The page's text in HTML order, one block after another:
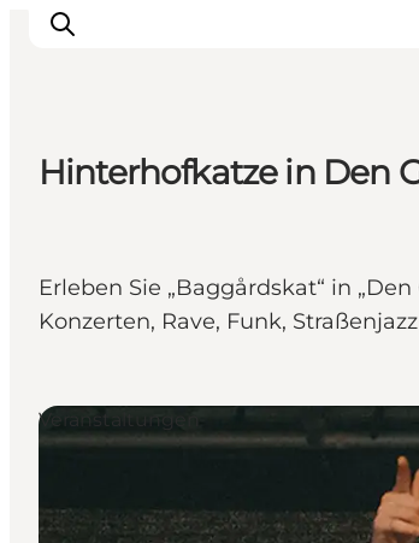
Städte und Regionen
Reiseplanung
Transport
Hinterhofkatze in Den
Erleben Sie „Baggårdskat“ in
Konzerten, Rave, Funk,
Veranstaltungen